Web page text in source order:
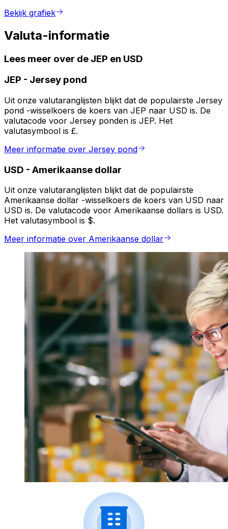
Bekijk grafiek
Valuta-informatie
Lees meer over de JEP en USD
JEP - Jersey pond
Uit onze valutaranglijsten blijkt dat de populairste Jersey
pond -wisselkoers de koers van JEP naar USD is. De
valutacode voor Jersey ponden is JEP. Het
valutasymbool is £.
Meer informatie over Jersey pond
USD - Amerikaanse dollar
Uit onze valutaranglijsten blijkt dat de populairste
Amerikaanse dollar -wisselkoers de koers van USD naar
USD is. De valutacode voor Amerikaanse dollars is USD.
Het valutasymbool is $.
Meer informatie over Amerikaanse dollar